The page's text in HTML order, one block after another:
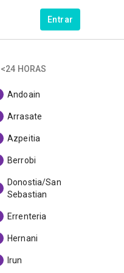
Entrar
<24 HORAS
Andoain
Arrasate
Azpeitia
Berrobi
Donostia/San
Sebastian
Errenteria
Hernani
Irun